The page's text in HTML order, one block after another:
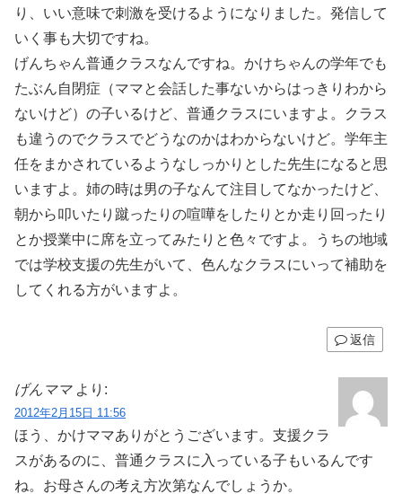
り、いい意味で刺激を受けるようになりました。発信して
いく事も大切ですね。
げんちゃん普通クラスなんですね。かけちゃんの学年でも
たぶん自閉症（ママと会話した事ないからはっきりわから
ないけど）の子いるけど、普通クラスにいますよ。クラス
も違うのでクラスでどうなのかはわからないけど。学年主
任をまかされているようなしっかりとした先生になると思
いますよ。姉の時は男の子なんて注目してなかったけど、
朝から叩いたり蹴ったりの喧嘩をしたりとか走り回ったり
とか授業中に席を立ってみたりと色々ですよ。うちの地域
では学校支援の先生がいて、色んなクラスにいって補助を
してくれる方がいますよ。
返信
げんママ より:
2012年2月15日 11:56
ほう、かけママありがとうございます。支援クラ
スがあるのに、普通クラスに入っている子もいるんです
ね。お母さんの考え方次第なんでしょうか。